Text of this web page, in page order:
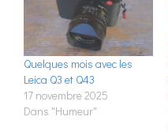
Quelques mois avec les
Leica Q3 et Q43
17 novembre 2025
Dans "Humeur"